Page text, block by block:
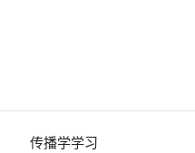
传播学学习